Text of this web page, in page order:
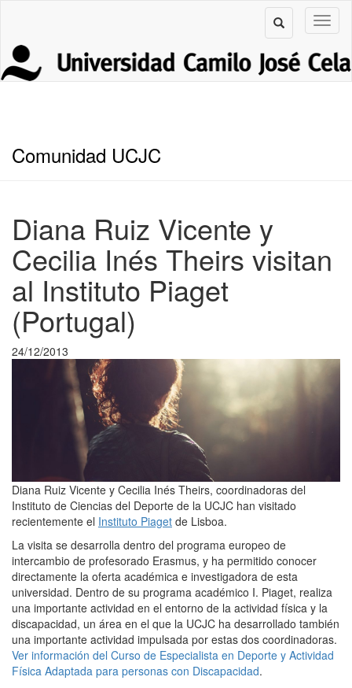
Comunidad UCJC
Diana Ruiz Vicente y
Cecilia Inés Theirs visitan
al Instituto Piaget
(Portugal)
24/12/2013
Diana Ruiz Vicente y Cecilia Inés Theirs, coordinadoras del
Instituto de Ciencias del Deporte de la UCJC han visitado
recientemente el Instituto Piaget de Lisboa.
La visita se desarrolla dentro del programa europeo de
intercambio de profesorado Erasmus, y ha permitido conocer
directamente la oferta académica e investigadora de esta
universidad. Dentro de su programa académico I. Piaget, realiza
una importante actividad en el entorno de la actividad física y la
discapacidad, un área en el que la UCJC ha desarrollado también
una importante actividad impulsada por estas dos coordinadoras.
Ver información del Curso de Especialista en Deporte y Actividad
Física Adaptada para personas con Discapacidad.